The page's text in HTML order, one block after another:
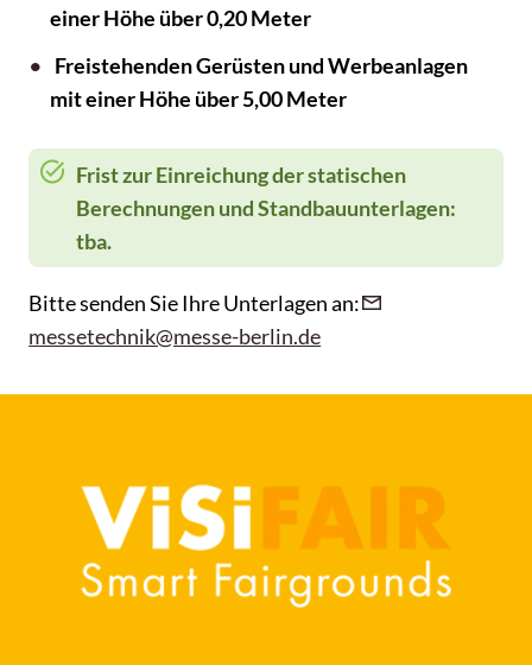
einer Höhe über 0,20 Meter
Freistehenden Gerüsten und Werbeanlagen
mit einer Höhe über 5,00 Meter
Frist zur Einreichung der statischen
Berechnungen und Standbauunterlagen:
tba.
Bitte senden Sie Ihre Unterlagen an:
messetechnik@messe-berlin.de